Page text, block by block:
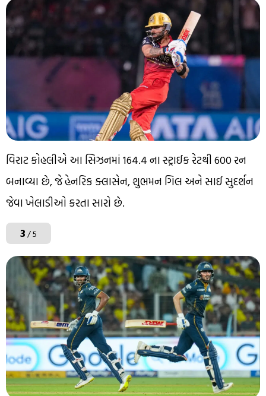
વિરાટ કોહલીએ આ સિઝનમાં 164.4 ના સ્ટ્રાઈક રેટથી 600 રન
બનાવ્યા છે, જે હેનરિક ક્લાસેન, શુભમન ગિલ અને સાઈ સુદર્શન
જેવા ખેલાડીઓ કરતા સારો છે.
3/ 5